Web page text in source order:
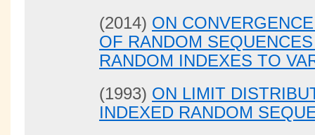
(2014) ON
OF RANDOM
RANDOM INDEXES TO
(1993) ON LIMIT
INDEXED RANDOM